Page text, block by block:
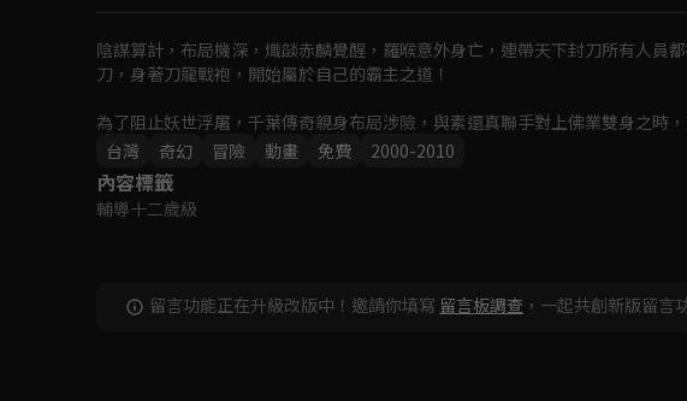
陰謀算計，布局機深，熾燄赤麟覺醒，羅喉意外身亡，連帶天下封刀所有人員
刀，身著刀龍戰袍，開始屬於自己的霸主之道！
為了阻止妖世浮屠，千葉傳奇親身布局涉險，與素還真聯手對上佛業雙身之時
業。滅度三宗逆吾非道、異法無天、邪說淪語強勢壓境，劍子仙跡、疏樓龍宿
台灣
奇幻 冒險 動畫 免費 2000-2010
內容標籤
輔導十二歲級
留言功能正在升級改版中！邀請你填寫 留言板調查 ，一起共創新版留言